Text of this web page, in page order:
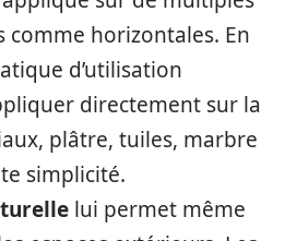
comme horizontales. En
d’utilisation
directement sur la
plâtre, tuiles, marbre
simplicité.
lui permet même